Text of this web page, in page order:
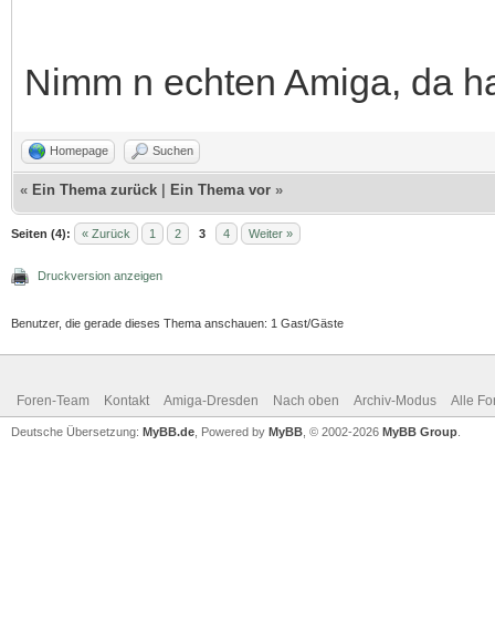
Nimm n echten Amiga, da
Homepage Suchen
« Ein Thema zurück | Ein Thema vor »
Seiten (4): « Zurück 1 2 3 4 Weiter »
Druckversion anzeigen
Benutzer, die gerade dieses Thema anschauen: 1 Gast/Gäste
Foren-Team Kontakt Amiga-Dresden Nach oben Archiv-Modus Alle
Deutsche Übersetzung: MyBB.de , Powered by MyBB , © 2002-2026 MyBB Group